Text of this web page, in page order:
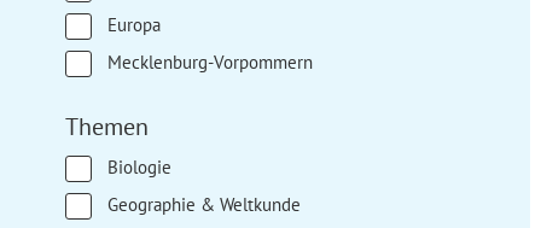
Europa
Mecklenburg-Vorpommern
Themen
Biologie
Geographie & Weltkunde